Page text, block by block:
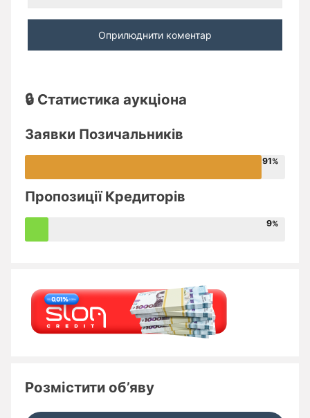
🔒 Статистика аукціона
Заявки Позичальників
91
Пропозиції Кредиторів
9
Розмістити об’яву